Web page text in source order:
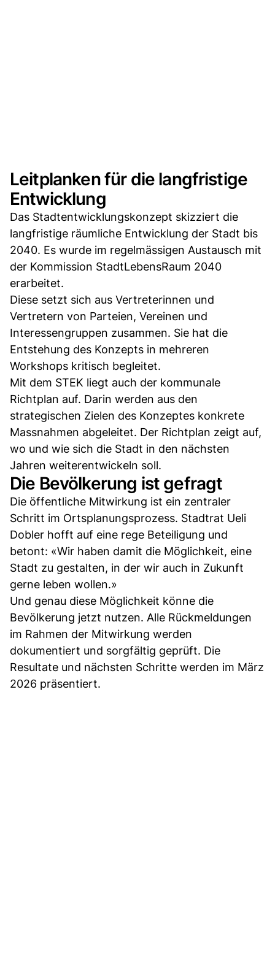
Leitplanken für die langfristige
Entwicklung
Das Stadtentwicklungskonzept skizziert die
langfristige räumliche Entwicklung der Stadt bis
2040. Es wurde im regelmässigen Austausch mit
der Kommission StadtLebensRaum 2040
erarbeitet.
Diese setzt sich aus Vertreterinnen und
Vertretern von Parteien, Vereinen und
Interessengruppen zusammen. Sie hat die
Entstehung des Konzepts in mehreren
Workshops kritisch begleitet.
Mit dem STEK liegt auch der kommunale
Richtplan auf. Darin werden aus den
strategischen Zielen des Konzeptes konkrete
Massnahmen abgeleitet. Der Richtplan zeigt auf,
wo und wie sich die Stadt in den nächsten
Jahren weiterentwickeln soll.
Die Bevölkerung ist gefragt
Die öffentliche Mitwirkung ist ein zentraler
Schritt im Ortsplanungsprozess. Stadtrat Ueli
Dobler hofft auf eine rege Beteiligung und
betont: «Wir haben damit die Möglichkeit, eine
Stadt zu gestalten, in der wir auch in Zukunft
gerne leben wollen.»
Und genau diese Möglichkeit könne die
Bevölkerung jetzt nutzen. Alle Rückmeldungen
im Rahmen der Mitwirkung werden
dokumentiert und sorgfältig geprüft. Die
Resultate und nächsten Schritte werden im März
2026 präsentiert.